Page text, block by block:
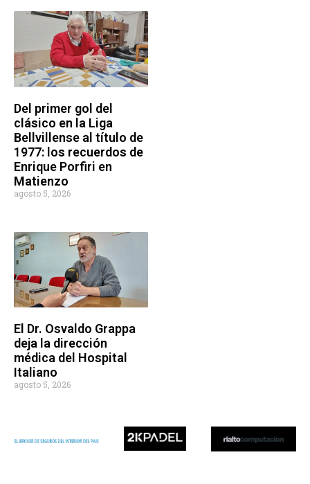
Del primer gol del
clásico en la Liga
Bellvillense al título de
1977: los recuerdos de
Enrique Porfiri en
Matienzo
agosto 5, 2026
El Dr. Osvaldo Grappa
deja la dirección
médica del Hospital
Italiano
agosto 5, 2026